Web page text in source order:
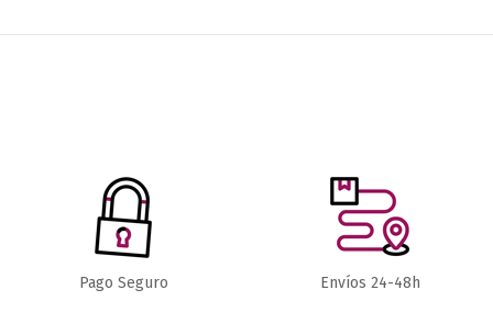
CULOTTE CORTO MATT
CULOTTE
112,50 €
Pago Seguro Envíos 24-48h